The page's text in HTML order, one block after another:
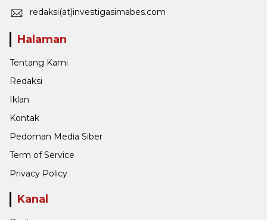
redaksi(at)investigasimabes.com
Halaman
Tentang Kami
Redaksi
Iklan
Kontak
Pedoman Media Siber
Term of Service
Privacy Policy
Kanal